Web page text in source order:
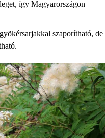
így Magyarországon
szaporítható, de